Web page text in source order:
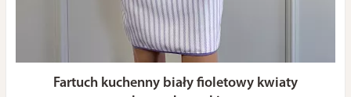
Fartuch kuchenny biały fioletowy kwiaty